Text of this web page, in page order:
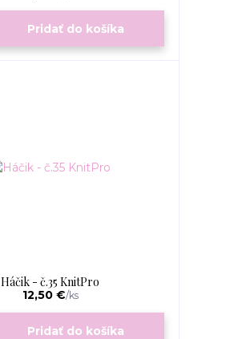
Pridať do košíka
Háčik - č.35 KnitPro
12,50 €/ks
Pridať do košíka